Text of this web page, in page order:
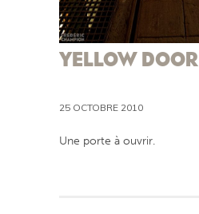
YELLOW DOOR
25 OCTOBRE 2010
Une porte à ouvrir.